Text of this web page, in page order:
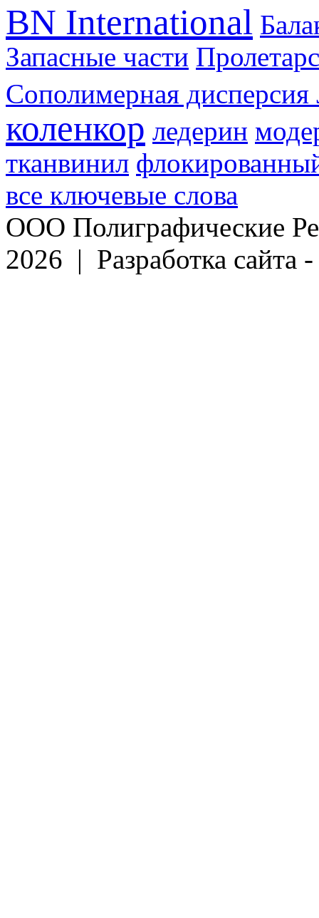
BN International
Запасные части
Сополимерная дисперсия
коленкор ледерин
тканвинил
все ключевые слова
ООО Полиграфические
2026 | Разработка сайта